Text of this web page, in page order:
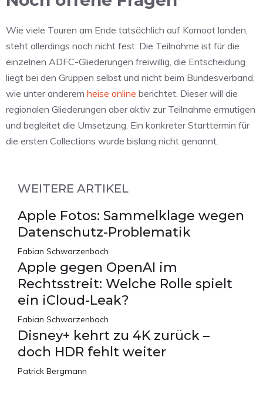
Wie viele Touren am Ende tatsächlich auf Komoot landen,
steht allerdings noch nicht fest. Die Teilnahme ist für die
einzelnen ADFC-Gliederungen freiwillig, die Entscheidung
liegt bei den Gruppen selbst und nicht beim Bundesverband,
wie unter anderem heise online berichtet. Dieser will die
regionalen Gliederungen aber aktiv zur Teilnahme ermutigen
und begleitet die Umsetzung. Ein konkreter Starttermin für
die ersten Collections wurde bislang nicht genannt.
WEITERE ARTIKEL
Apple Fotos: Sammelklage wegen
Datenschutz-Problematik
Fabian Schwarzenbach
Apple gegen OpenAI im
Rechtsstreit: Welche Rolle spielt
ein iCloud-Leak?
Fabian Schwarzenbach
Disney+ kehrt zu 4K zurück –
doch HDR fehlt weiter
Patrick Bergmann